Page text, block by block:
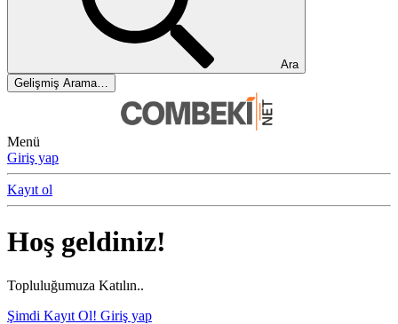
Ara
Gelişmiş Arama…
Menü
Giriş yap
Kayıt ol
Hoş geldiniz!
Topluluğumuza Katılın..
Şimdi Kayıt Ol! Giriş yap